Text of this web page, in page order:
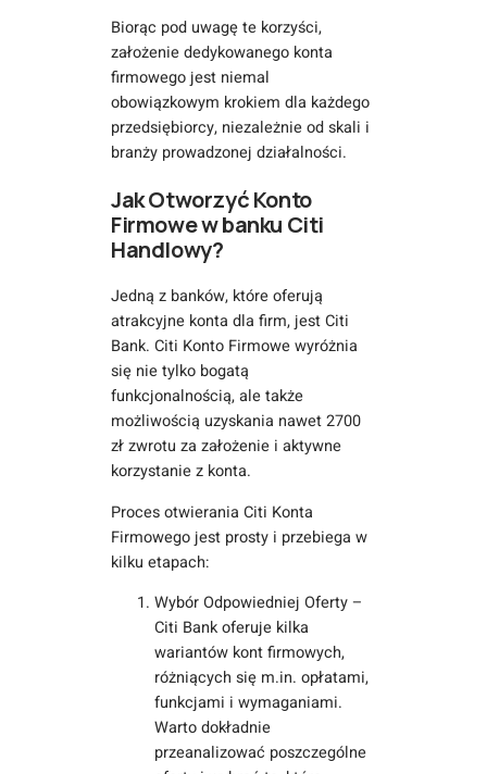
Biorąc pod uwagę te korzyści,
założenie dedykowanego konta
firmowego jest niemal
obowiązkowym krokiem dla każdego
przedsiębiorcy, niezależnie od skali i
branży prowadzonej działalności.
Jak Otworzyć Konto
Firmowe w banku Citi
Handlowy?
Jedną z banków, które oferują
atrakcyjne konta dla firm, jest Citi
Bank. Citi Konto Firmowe wyróżnia
się nie tylko bogatą
funkcjonalnością, ale także
możliwością uzyskania nawet 2700
zł zwrotu za założenie i aktywne
korzystanie z konta.
Proces otwierania Citi Konta
Firmowego jest prosty i przebiega w
kilku etapach:
Wybór Odpowiedniej Oferty –
Citi Bank oferuje kilka
wariantów kont firmowych,
różniących się m.in. opłatami,
funkcjami i wymaganiami.
Warto dokładnie
przeanalizować poszczególne